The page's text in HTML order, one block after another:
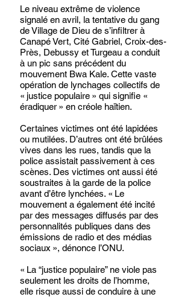
Le niveau extrême de violence
signalé en avril, la tentative du gang
de Village de Dieu de s’infiltrer à
Canapé Vert, Cité Gabriel, Croix-des-
Près, Debussy et Turgeau a conduit
à un pic sans précédent du
mouvement Bwa Kale. Cette vaste
opération de lynchages collectifs de
« justice populaire » qui signifie «
éradiquer » en créole haïtien.
Certaines victimes ont été lapidées
ou mutilées. D’autres ont été brûlées
vives dans les rues, tandis que la
police assistait passivement à ces
scènes. Des victimes ont aussi été
soustraites à la garde de la police
avant d’être lynchées. « Le
mouvement a également été incité
par des messages diffusés par des
personnalités publiques dans des
émissions de radio et des médias
sociaux », dénonce l’ONU.
« La “justice populaire” ne viole pas
seulement les droits de l’homme,
elle risque aussi de conduire à une